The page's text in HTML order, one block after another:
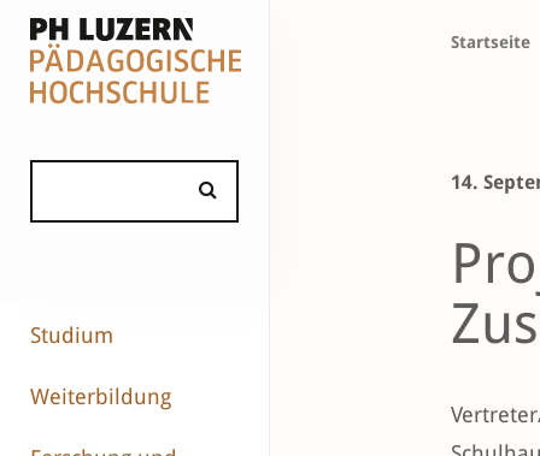
Studium
Weiterbildung
Startseite
14.